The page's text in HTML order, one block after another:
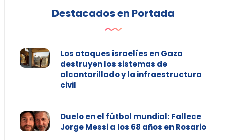
Destacados en Portada
Los ataques israelíes en Gaza
destruyen los sistemas de
alcantarillado y la infraestructura
civil
Duelo en el fútbol mundial: Fallece
Jorge Messi a los 68 años en Rosario